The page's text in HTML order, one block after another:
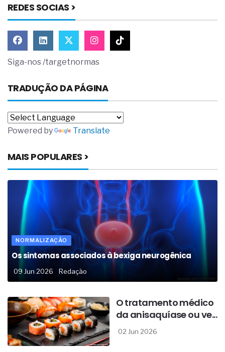
REDES SOCIAS >
Siga-nos /targetnormas
TRADUÇÃO DA PÁGINA
Powered by Translate
MAIS POPULARES >
NORMALIZAÇÃO
Os sintomas associados à bexiga neurogênica
09 Jun 2026 Redação
O tratamento médico
da anisaquíase ou ve...
02 Jun 2026